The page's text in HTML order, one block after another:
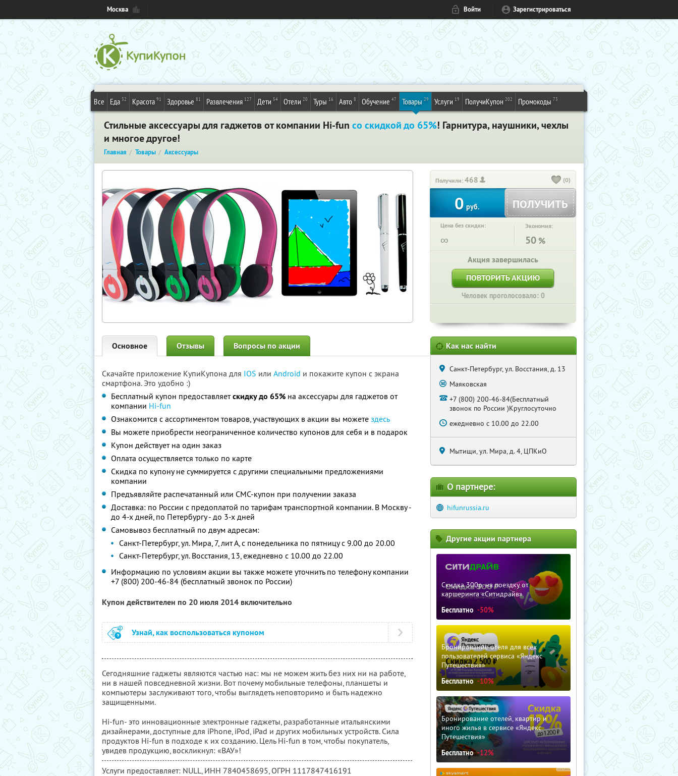
Москва Войти Зарегистрироваться
Все Еда 32 Красота 91 Здоровье 81 Развлечения 127 Дети 54 Отели 20 Туры 16 Авто 8 Обучение 47 Товары 29 Услуги 19 ПолучиКупон 202 Промокоды 73
Стильные аксессуары для гаджетов от компании Hi-fun со скидкой до 65%! Гарнитура, наушники, чехлы
и многое другое!
Главная Товары Аксессуары
Получили:468 (0)
0 руб. ПОЛУЧИТЬ
Цена без скидки:
∞
Экономия:
50 %
Акция завершилась
ПОВТОРИТЬ АКЦИЮ
Человек проголосовало: 0
Основное Отзывы Вопросы по акции
Скачайте приложение КупиКупона для IOS или Android и покажите купон с экрана
смартфона. Это удобно :)
Бесплатный купон предоставляетскидку до 65% на аксессуары для гаджетов от
компании Hi-fun
Ознакомится с ассортиментом товаров, участвующих в акции вы можете здесь
Вы можете приобрести неограниченное количество купонов для себя и в подарок
Купон действует на один заказ
Оплата осуществляется только по карте
Скидка по купону не суммируется с другими специальными предложениями
компании
Предъявляйте распечатанный или СМС-купон при получении заказа
Доставка: по России с предоплатой по тарифам транспортной компании. В Москву -
до 4-х дней, по Петербургу - до 3-х дней
Самовывоз бесплатный по двум адресам:
Санкт-Петербург, ул. Мира, 7, лит А, с понедельника по пятницу с 9.00 до 20.00
Санкт-Петербург, ул. Восстания, 13, ежедневно с 10.00 до 22.00
Информацию по условиям акции вы также можете уточнить по телефону компании
+7 (800) 200-46-84 (бесплатный звонок по России)
Купон действителен по 20 июля 2014 включительно
Узнай, как воспользоваться купоном
Сегодняшние гаджеты являются частью нас: мы не можем жить без них ни на работе,
ни в нашей повседневной жизни. Вот почему мобильные телефоны, планшеты и
компьютеры заслуживают того, чтобы выглядеть неповторимо и быть надежно
защищенными.
Hi-fun- это инновационные электронные гаджеты, разработанные итальянскими
дизайнерами, доступные для iPhone, iPod, iPad и других мобильных устройств. Сила
продуктов Hi-fun в подходе к их созданию. Цель Hi-fun в том, чтобы покупатель,
увидев продукцию, воскликнул: «ВАУ»!
Услуги предоставляет: NULL, ИНН 7840458695, ОГРН 1117847416191
Как нас найти
Санкт-Петербург, ул. Восстания, д. 13
Маяковская
+7 (800) 200-46-84(Бесплатный
звонок по России )Круглосуточно
ежедневно с 10.00 до 22.00
Мытищи, ул. Мира, д. 4, ЦПКиО
О партнере:
hifunrussia.ru
Другие акции партнера
Скидка 300р. на поездку от
каршеринга «Ситидрайв»
Бесплатно -50%
Бронирование отеля для всех
пользователей сервиса «Яндекс
Путешествия»
Бесплатно -10%
Бронирование отелей, квартир и
иного жилья в сервисе «Яндекс
Путешествия»
Бесплатно -12%